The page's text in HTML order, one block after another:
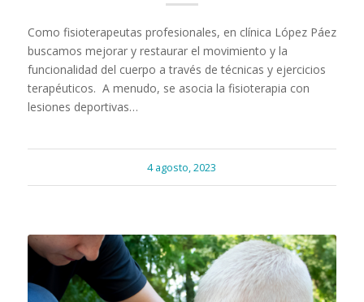
Como fisioterapeutas profesionales, en clínica López Páez
buscamos mejorar y restaurar el movimiento y la
funcionalidad del cuerpo a través de técnicas y ejercicios
terapéuticos. A menudo, se asocia la fisioterapia con
lesiones deportivas…
4 agosto, 2023